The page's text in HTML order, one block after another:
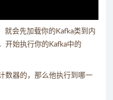
就会先加载你的Kafka类到内
开始执行你的Kafka中的
数器的，那么他执行到哪一